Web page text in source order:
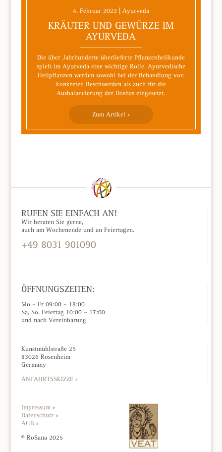
4. Februar 2022 | Ayurveda
KRÄUTER UND GEWÜRZE IM
AYURVEDA
Die über Jahrhunderte überlieferte Pflanzenheilkunde
spielt im Ayurveda eine wichtige Rolle. Ayurvedische
Heilpflanzen werden sowohl bei der Behandlung von
konkreten Beschwerden als auch für die
Ausbalancierung der Doshas eingesetzt.
Zum Artikel »
RUFEN SIE EINFACH AN!
Wir beraten Sie gerne,
auch am Wochenende und an Feiertagen.
+49 8031 901090
ÖFFNUNGSZEITEN:
Mo – Fr 09:00 – 18:00
Sa, So, Feiertag 10:00 – 17:00
und nach Vereinbarung
Kunstmühlstraße 25
83026 Rosenheim
Germany
ANFAHRTSSKIZZE »
Impressum »
Datenschutz »
AGB »
© RoSana 2025